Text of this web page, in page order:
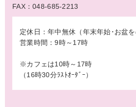
FAX：048-685-2213
定休日：年中無休（年末年始･お盆を
営業時間：9時～17時
※カフェは10時～17時
（16時30分ﾗｽﾄｵｰﾀﾞｰ）